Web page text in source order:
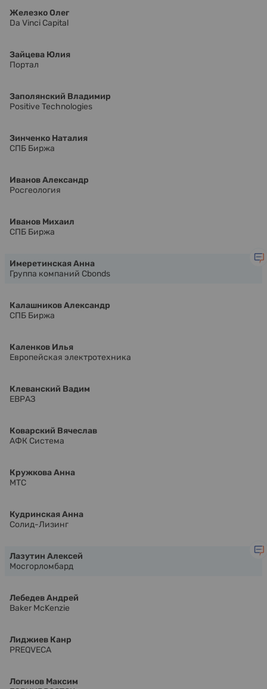
Железко Олег
Da Vinci Capital
Зайцева Юлия
Портал
Заполянский Владимир
Positive Technologies
Зинченко Наталия
СПБ Биржа
Иванов Александр
Росгеология
Иванов Михаил
СПБ Биржа
Имеретинская Анна
Группа компаний Cbonds
Калашников Александр
СПБ Биржа
Каленков Илья
Европейская электротехника
Клеванский Вадим
ЕВРАЗ
Коварский Вячеслав
АФК Система
Кружкова Анна
МТС
Кудринская Анна
Солид-Лизинг
Лазутин Алексей
Мосгорломбард
Лебедев Андрей
Baker McKenzie
Лиджиев Канр
PREQVECA
Логинов Максим